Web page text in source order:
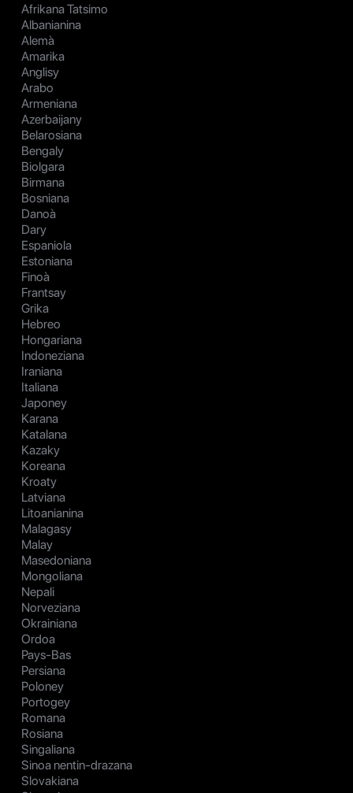
Afrikana Tatsimo
Albanianina
Alemà
Amarika
Anglisy
Arabo
Armeniana
Azerbaijany
Belarosiana
Bengaly
Biolgara
Birmana
Bosniana
Danoà
Dary
Espaniola
Estoniana
Finoà
Frantsay
Grika
Hebreo
Hongariana
Indoneziana
Iraniana
Italiana
Japoney
Karana
Katalana
Kazaky
Koreana
Kroaty
Latviana
Litoanianina
Malagasy
Malay
Masedoniana
Mongoliana
Nepali
Norveziana
Okrainiana
Ordoa
Pays-Bas
Persiana
Poloney
Portogey
Romana
Rosiana
Singaliana
Sinoa nentin-drazana
Slovakiana